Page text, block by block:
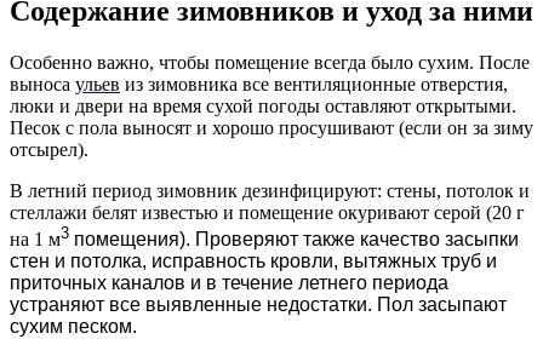
Содержание зимовников и уход за ними
Особенно важно, чтобы помещение всегда было сухим. После
выноса ульев из зимовника все вентиляционные отверстия,
люки и двери на время сухой погоды оставляют открытыми.
Песок с пола выносят и хорошо просушивают (если он за зиму
отсырел).
В летний период зимовник дезинфицируют: стены, потолок и
стеллажи белят известью и помещение окуривают серой (20 г
на 1 м3 помещения). Проверяют также качество засыпки
стен и потолка, исправность кровли, вытяжных труб и
приточных каналов и в течение летнего периода
устраняют все выявленные недостатки. Пол засыпают
сухим песком.